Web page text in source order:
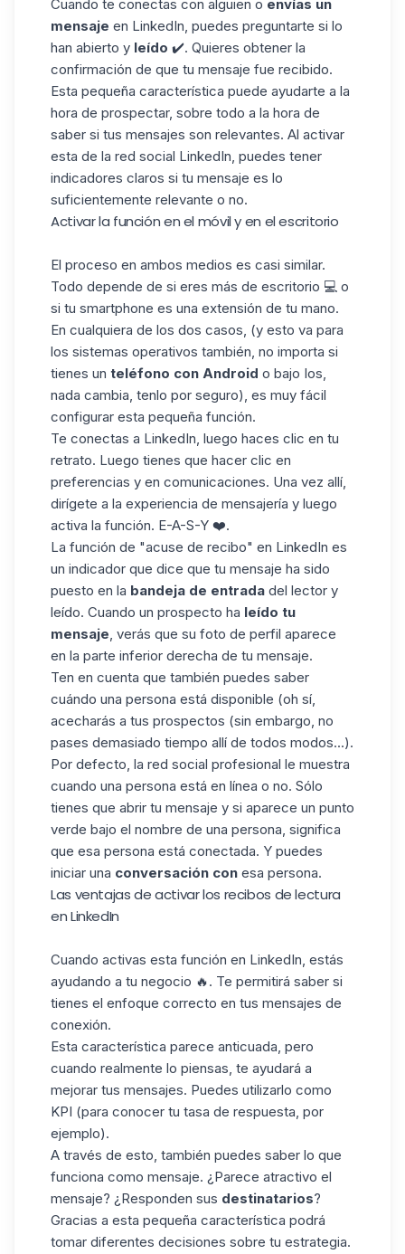
Cuando te conectas con alguien o envías un
mensaje en LinkedIn, puedes preguntarte si lo
han abierto y leído ✔️. Quieres obtener la
confirmación de que tu mensaje fue recibido.
Esta pequeña característica puede ayudarte a la
hora de prospectar, sobre todo a la hora de
saber si tus mensajes son relevantes. Al activar
esta de la red social LinkedIn, puedes tener
indicadores claros si tu mensaje es lo
suficientemente relevante o no.
Activar la función en el móvil y en el escritorio
El proceso en ambos medios es casi similar.
Todo depende de si eres más de escritorio 💻 o
si tu smartphone es una extensión de tu mano.
En cualquiera de los dos casos, (y esto va para
los sistemas operativos también, no importa si
tienes un teléfono con Android o bajo Ios,
nada cambia, tenlo por seguro), es muy fácil
configurar esta pequeña función.
Te conectas a LinkedIn, luego haces clic en tu
retrato. Luego tienes que hacer clic en
preferencias y en comunicaciones. Una vez allí,
dirígete a la experiencia de mensajería y luego
activa la función. E-A-S-Y ❤️.
La función de "acuse de recibo" en LinkedIn es
un indicador que dice que tu mensaje ha sido
puesto en la bandeja de entrada del lector y
leído. Cuando un prospecto ha leído tu
mensaje, verás que su foto de perfil aparece
en la parte inferior derecha de tu mensaje.
Ten en cuenta que también puedes saber
cuándo una persona está disponible (oh sí,
acecharás a tus prospectos (sin embargo, no
pases demasiado tiempo allí de todos modos...).
Por defecto, la red social profesional le muestra
cuando una persona está en línea o no. Sólo
tienes que abrir tu mensaje y si aparece un punto
verde bajo el nombre de una persona, significa
que esa persona está conectada. Y puedes
iniciar una conversación con esa persona.
Las ventajas de activar los recibos de lectura
en LinkedIn
Cuando activas esta función en LinkedIn, estás
ayudando a tu negocio 🔥. Te permitirá saber si
tienes el enfoque correcto en tus mensajes de
conexión.
Esta característica parece anticuada, pero
cuando realmente lo piensas, te ayudará a
mejorar tus mensajes. Puedes utilizarlo como
KPI (para conocer tu tasa de respuesta, por
ejemplo).
A través de esto, también puedes saber lo que
funciona como mensaje. ¿Parece atractivo el
mensaje? ¿Responden sus destinatarios?
Gracias a esta pequeña característica podrá
tomar diferentes decisiones sobre tu estrategia.